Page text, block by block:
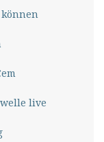
live